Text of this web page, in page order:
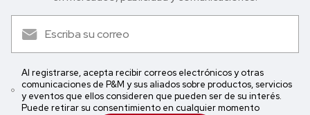
Al registrarse, acepta recibir correos electrónicos y otras
comunicaciones de P&M y sus aliados sobre productos, servicios
y eventos que ellos consideren que pueden ser de su interés.
Puede retirar su consentimiento en cualquier momento